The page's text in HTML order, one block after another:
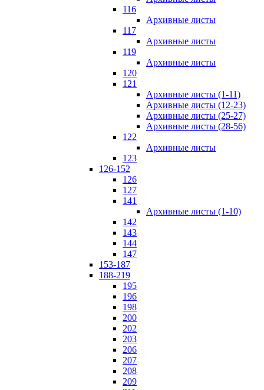
116
Архивные листы
117
Архивные листы
119
Архивные листы
120
121
Архивные листы (1-11)
Архивные листы (12-23)
Архивные листы (25-27)
Архивные листы (28-56)
122
Архивные листы
123
126-152
126
127
141
Архивные листы (1-10)
142
143
144
147
153-187
188-219
195
196
198
200
202
203
206
207
208
209